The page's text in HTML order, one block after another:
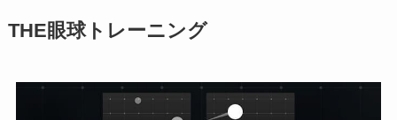
THE眼球トレーニング